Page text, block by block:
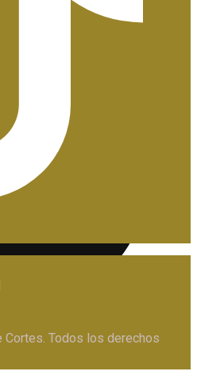
Todos los derechos